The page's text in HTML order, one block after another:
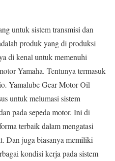
untuk sistem transmisi dan
produk yang di produksi
di kenal untuk memenuhi
Yamaha. Tentunya termasuk
Yamalube Gear Motor Oil
untuk melumasi sistem
pada sepeda motor. Ini di
terbaik dalam mengatasi
Dan juga biasanya memiliki
kondisi kerja pada sistem